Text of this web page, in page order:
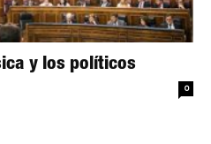
y los políticos
0